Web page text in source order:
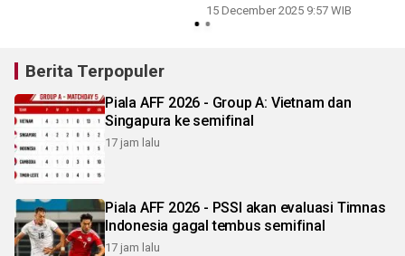
15 December 2025 9:57 WIB
Berita Terpopuler
Piala AFF 2026 - Group A: Vietnam dan
Singapura ke semifinal
17 jam lalu
Piala AFF 2026 - PSSI akan evaluasi Timnas
Indonesia gagal tembus semifinal
17 jam lalu